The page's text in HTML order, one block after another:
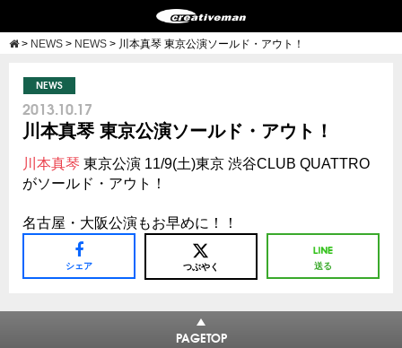
> NEWS > NEWS > 川本真琴 東京公演ソールド・アウト！
NEWS
2013.10.17
川本真琴 東京公演ソールド・アウト！
川本真琴 東京公演 11/9(土)東京 渋谷CLUB QUATTRO
がソールド・アウト！
名古屋・大阪公演もお早めに！！
シェア つぶやく 送る
PAGETOP